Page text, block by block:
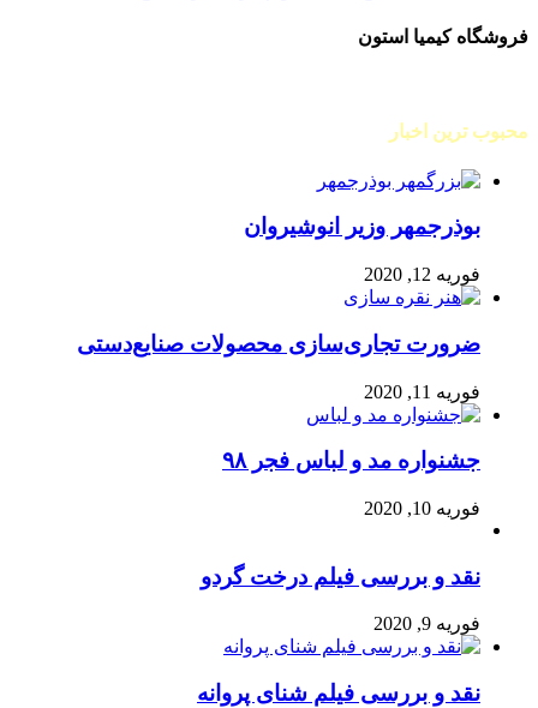
فروشگاه کیمیا استون
محبوب ترین اخبار
بوذرجمهر وزیر انوشیروان
فوریه 12, 2020
ضرورت تجاری‌سازی محصولات صنایع‌دستی
فوریه 11, 2020
جشنواره مد و لباس فجر ۹۸
فوریه 10, 2020
نقد و بررسی فیلم درخت گردو
فوریه 9, 2020
نقد و بررسی فیلم شنای پروانه